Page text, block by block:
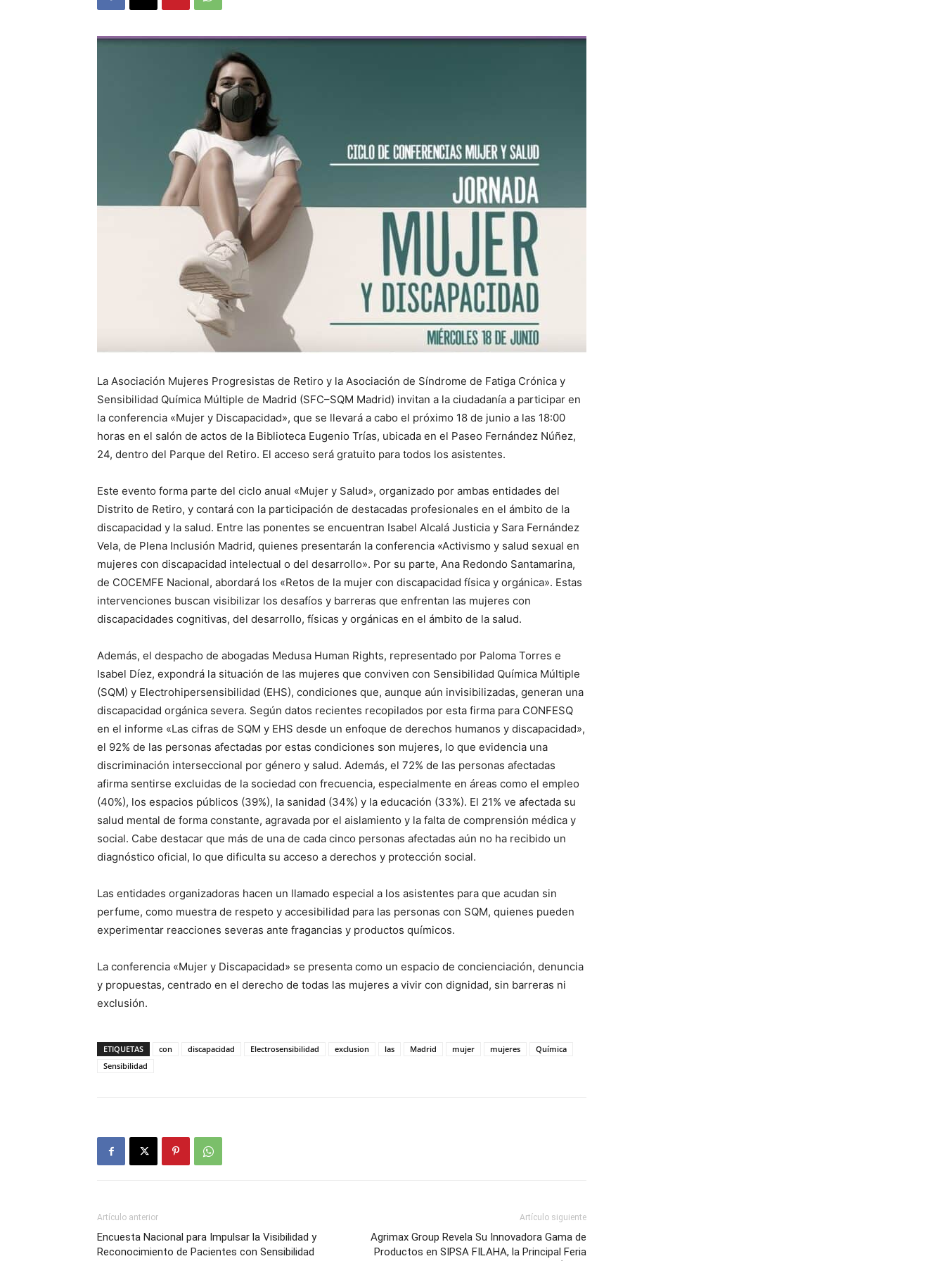
La Asociación Mujeres Progresistas de Retiro y la Asociación de Síndrome de Fatiga Crónica y
Sensibilidad Química Múltiple de Madrid (SFC–SQM Madrid) invitan a la ciudadanía a participar en
la conferencia «Mujer y Discapacidad», que se llevará a cabo el próximo 18 de junio a las 18:00
horas en el salón de actos de la Biblioteca Eugenio Trías, ubicada en el Paseo Fernández Núñez,
24, dentro del Parque del Retiro. El acceso será gratuito para todos los asistentes.
Este evento forma parte del ciclo anual «Mujer y Salud», organizado por ambas entidades del
Distrito de Retiro, y contará con la participación de destacadas profesionales en el ámbito de la
discapacidad y la salud. Entre las ponentes se encuentran Isabel Alcalá Justicia y Sara Fernández
Vela, de Plena Inclusión Madrid, quienes presentarán la conferencia «Activismo y salud sexual en
mujeres con discapacidad intelectual o del desarrollo». Por su parte, Ana Redondo Santamarina,
de COCEMFE Nacional, abordará los «Retos de la mujer con discapacidad física y orgánica». Estas
intervenciones buscan visibilizar los desafíos y barreras que enfrentan las mujeres con
discapacidades cognitivas, del desarrollo, físicas y orgánicas en el ámbito de la salud.
Además, el despacho de abogadas Medusa Human Rights, representado por Paloma Torres e
Isabel Díez, expondrá la situación de las mujeres que conviven con Sensibilidad Química Múltiple
(SQM) y Electrohipersensibilidad (EHS), condiciones que, aunque aún invisibilizadas, generan una
discapacidad orgánica severa. Según datos recientes recopilados por esta firma para CONFESQ
en el informe «Las cifras de SQM y EHS desde un enfoque de derechos humanos y discapacidad»,
el 92% de las personas afectadas por estas condiciones son mujeres, lo que evidencia una
discriminación interseccional por género y salud. Además, el 72% de las personas afectadas
afirma sentirse excluidas de la sociedad con frecuencia, especialmente en áreas como el empleo
(40%), los espacios públicos (39%), la sanidad (34%) y la educación (33%). El 21% ve afectada su
salud mental de forma constante, agravada por el aislamiento y la falta de comprensión médica y
social. Cabe destacar que más de una de cada cinco personas afectadas aún no ha recibido un
diagnóstico oficial, lo que dificulta su acceso a derechos y protección social.
Las entidades organizadoras hacen un llamado especial a los asistentes para que acudan sin
perfume, como muestra de respeto y accesibilidad para las personas con SQM, quienes pueden
experimentar reacciones severas ante fragancias y productos químicos.
La conferencia «Mujer y Discapacidad» se presenta como un espacio de concienciación, denuncia
y propuestas, centrado en el derecho de todas las mujeres a vivir con dignidad, sin barreras ni
exclusión.
ETIQUETAS con discapacidad Electrosensibilidad exclusion las Madrid mujer mujeres
Química
Sensibilidad
Artículo anterior
Encuesta Nacional para Impulsar la Visibilidad y
Reconocimiento de Pacientes con Sensibilidad
Artículo siguiente
Agrimax Group Revela Su Innovadora Gama de
Productos en SIPSA FILAHA, la Principal Feria